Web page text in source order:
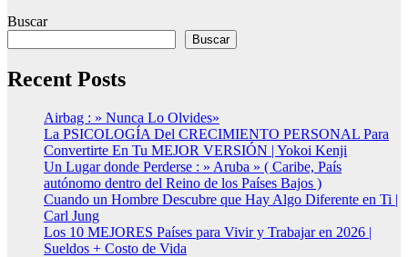
Buscar
Buscar
Recent Posts
Airbag : » Nunca Lo Olvides»
La PSICOLOGÍA Del CRECIMIENTO PERSONAL Para
Convertirte En Tu MEJOR VERSIÓN | Yokoi Kenji
Un Lugar donde Perderse : » Aruba » ( Caribe, País
autónomo dentro del Reino de los Países Bajos )
Cuando un Hombre Descubre que Hay Algo Diferente en Ti |
Carl Jung
Los 10 MEJORES Países para Vivir y Trabajar en 2026 |
Sueldos + Costo de Vida